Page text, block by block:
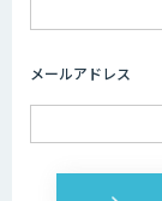
メールアドレス